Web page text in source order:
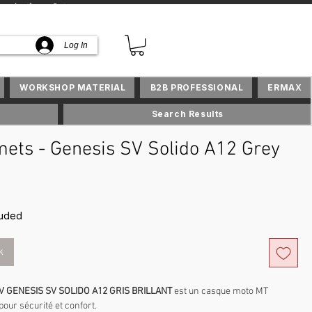
en Suisse
Log In
- Genesis SV Solido A12 Grey
GENESIS SV SOLIDO A12 GRIS BRILLANTest un casque moto MT
sécurité et confort.
WORKSHOP MATERIAL B2B PROFESSIONAL ERMAX
Search Results